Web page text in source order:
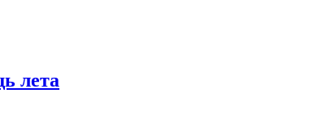
лета